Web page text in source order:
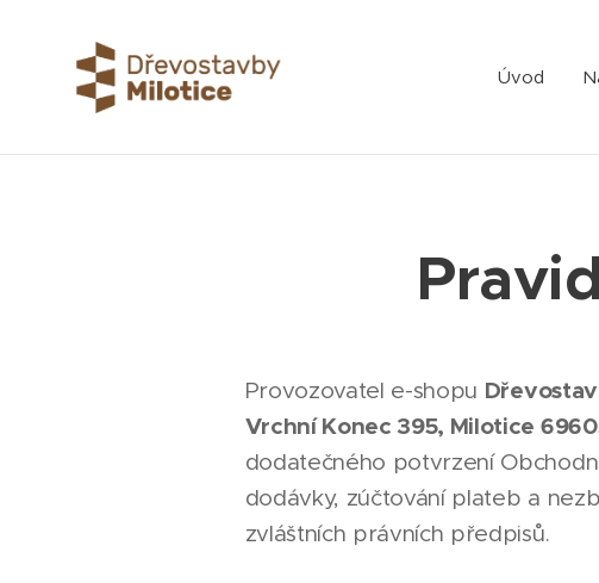
Úvod
Provozovatel e-shopu
Vrchní Konec 395, Milotice
dodatečného potvrzení
dodávky, zúčtování plateb a
zvláštních právních předpisů.